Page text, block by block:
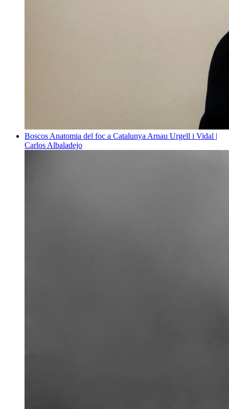
Boscos Anatomia del foc a Catalunya Arnau Urgell i Vidal |
Carlos Albaladejo